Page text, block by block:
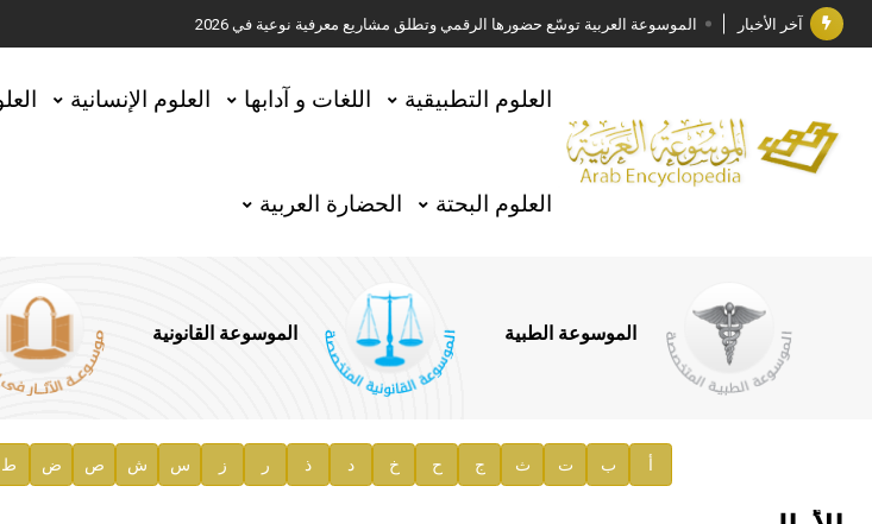
آخر الأخبار الموسوعة العربية توسّع حضورها الرقمي وتطلق مشاريع معرفية نوعية في 2026
جائزة مجمع الملك سلمان العالمي للغة العربية 2025
الأستاذ إياد خالد الطباع مدير عام لهيئة الموسوعة العربية
السيد محمد ياسين صالح وزيرا للثقافة
توصيات مجلس الإدارة
صدور المجلد السابع من موسوعة الآثار في سورية
إعلان..
العلوم التطبيقية اللغات و آدابها العلوم الإنسانية
العلوم البحتة الحضارة العربية
الموسوعة الطبية الموسوعة القانونية
أ ب ت ث ج ح خ د ذ ر ز س ش ص ض ط